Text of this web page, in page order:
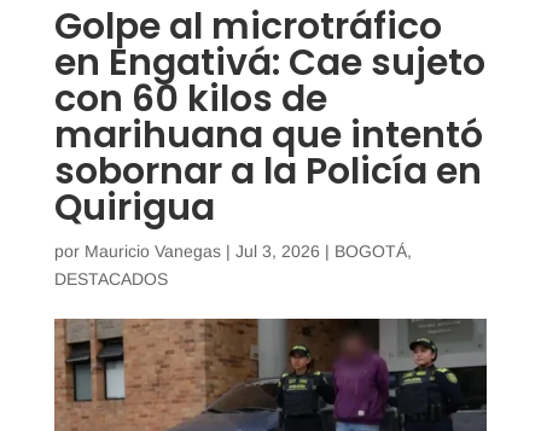
Golpe al microtráfico
en Engativá: Cae sujeto
con 60 kilos de
marihuana que intentó
sobornar a la Policía en
Quirigua
por Mauricio Vanegas| Jul 3, 2026 | BOGOTÁ,
DESTACADOS